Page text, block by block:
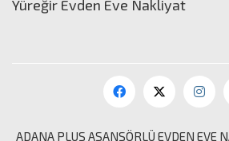
Yüreğir Evden Eve Nakliyat
ADANA PLUS ASANSÖRLÜ EVDEN EVE